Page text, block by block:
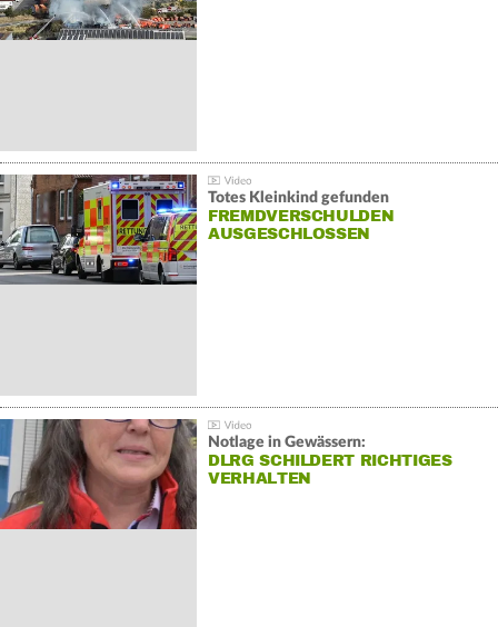
Totes Kleinkind gefunden
FREMDVERSCHULDEN
AUSGESCHLOSSEN
Notlage in Gewässern:
DLRG SCHILDERT RICHTIGES
VERHALTEN